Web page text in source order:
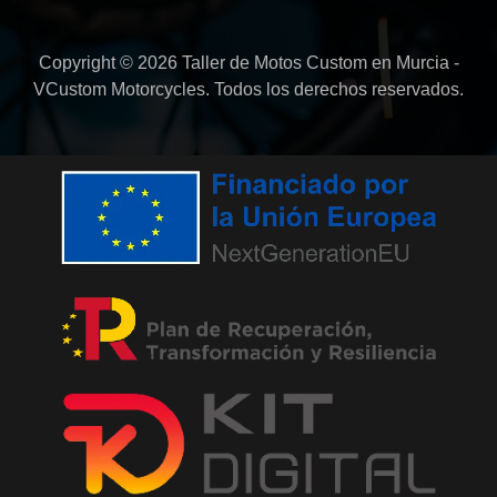
Copyright © 2026 Taller de Motos Custom en Murcia -
VCustom Motorcycles. Todos los derechos reservados.